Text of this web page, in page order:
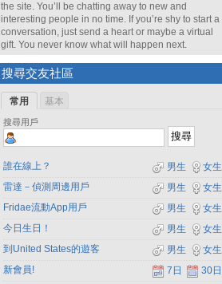
the site. You’ll be chatting away to new and
interesting people in no time. If you’re shy to start a
conversation, just send a heart or maybe a virtual
gift. You never know what will happen next.
搜尋交友社區
常用 基本
搜尋用戶
誰在線上？ 女生
男生
雷達－偵測周邊用戶
女生
男生
Fridae流動App用戶
女生
男生
今日生日！
女生
男生
到United States的遊客
女生
男生
新會員!
30日
7日